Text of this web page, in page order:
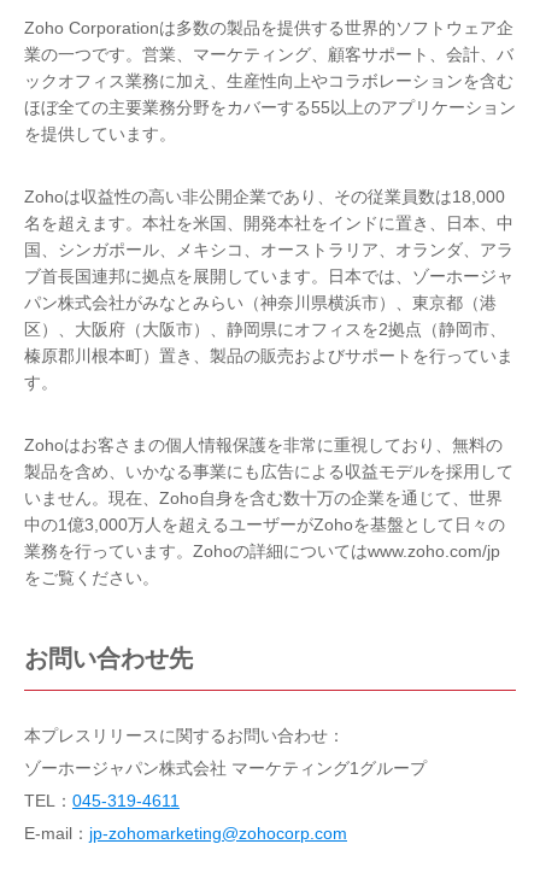
Zoho Corporationは多数の製品を提供する世界的ソフトウェア企
業の一つです。営業、マーケティング、顧客サポート、会計、バ
ックオフィス業務に加え、生産性向上やコラボレーションを含む
ほぼ全ての主要業務分野をカバーする55以上のアプリケーション
を提供しています。
Zohoは収益性の高い非公開企業であり、その従業員数は18,000
名を超えます。本社を米国、開発本社をインドに置き、日本、中
国、シンガポール、メキシコ、オーストラリア、オランダ、アラ
ブ首長国連邦に拠点を展開しています。日本では、ゾーホージャ
パン株式会社がみなとみらい（神奈川県横浜市）、東京都（港
区）、大阪府（大阪市）、静岡県にオフィスを2拠点（静岡市、
榛原郡川根本町）置き、製品の販売およびサポートを行っていま
す。
Zohoはお客さまの個人情報保護を非常に重視しており、無料の
製品を含め、いかなる事業にも広告による収益モデルを採用して
いません。現在、Zoho自身を含む数十万の企業を通じて、世界
中の1億3,000万人を超えるユーザーがZohoを基盤として日々の
業務を行っています。Zohoの詳細についてはwww.zoho.com/jp
をご覧ください。
お問い合わせ先
本プレスリリースに関するお問い合わせ：
ゾーホージャパン株式会社 マーケティング1グループ
TEL： 045-319-4611
E-mail： jp-zohomarketing@zohocorp.com